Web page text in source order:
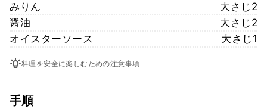
みりん
大さじ2
醤油
大さじ2
オイスターソース
大さじ1
料理を安全に楽しむための注意事項
手順